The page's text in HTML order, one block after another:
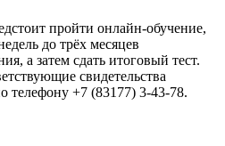
пройти онлайн-обучение,
до трёх месяцев
а затем сдать итоговый тест.
свидетельства
+7 (83177) 3-43-78.